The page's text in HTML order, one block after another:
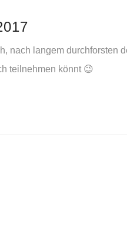
nach langem
teilnehmen könnt 😉